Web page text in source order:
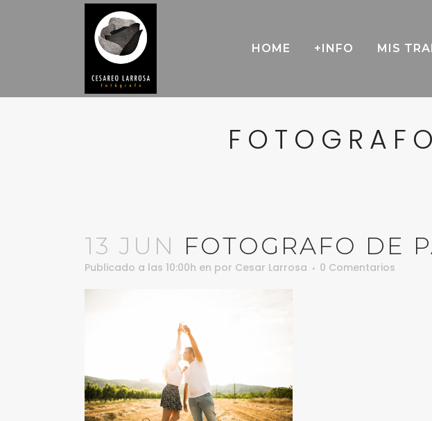
HOME +INFO MIS
13 JUN FOTOGRAFO DE
Publicado a las 10:00h en por Cesar Larrosa 0 Comentarios